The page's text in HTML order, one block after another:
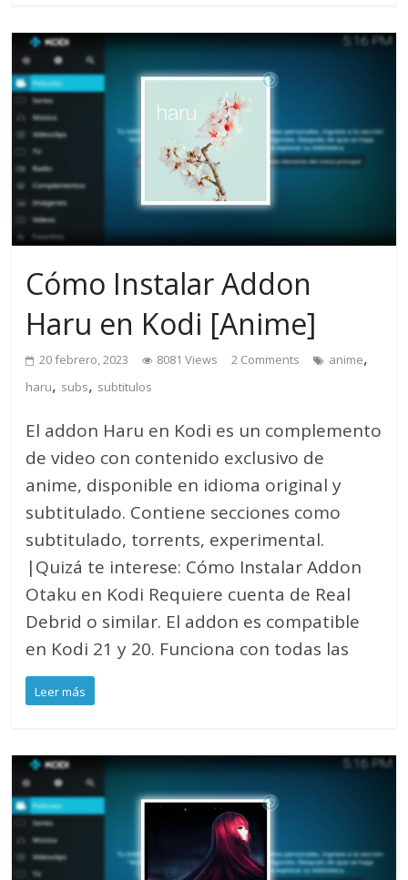
Cómo Instalar Addon
Haru en Kodi [Anime]
20 febrero, 2023 8081 Views 2 Comments anime,
haru, subs, subtitulos
El addon Haru en Kodi es un complemento
de video con contenido exclusivo de
anime, disponible en idioma original y
subtitulado. Contiene secciones como
subtitulado, torrents, experimental.
|Quizá te interese: Cómo Instalar Addon
Otaku en Kodi Requiere cuenta de Real
Debrid o similar. El addon es compatible
en Kodi 21 y 20. Funciona con todas las
Leer más